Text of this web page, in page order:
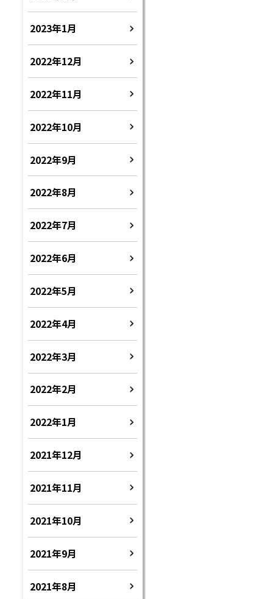
2023年1月
2022年12月
2022年11月
2022年10月
2022年9月
2022年8月
2022年7月
2022年6月
2022年5月
2022年4月
2022年3月
2022年2月
2022年1月
2021年12月
2021年11月
2021年10月
2021年9月
2021年8月